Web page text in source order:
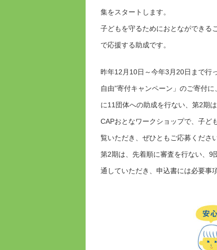
集をスタートします。
子どもを守るためにおとなができる
で応援する助成です。
昨年12月10日～今年3月20日まで行
自由”寄付キャンペーン」のご寄付
に11団体への助成を行ない、第2期
CAPおとなワークショップで、子ど
覧いただき、ぜひともご応募くださ
第2期は、先着順に審査を行ない、9
通していただき、申込書には必要事